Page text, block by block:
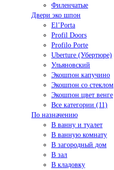
Филенчатые
Двери эко шпон
El’Porta
Profil Doors
Profilo Porte
Uberture (Убертюре)
Ульяновский
Экошпон капучино
Экошпон со стеклом
Экошпон цвет венге
Все категории (11)
По назначению
В ванну и туалет
В ванную комнату
В загородный дом
В зал
В кладовку